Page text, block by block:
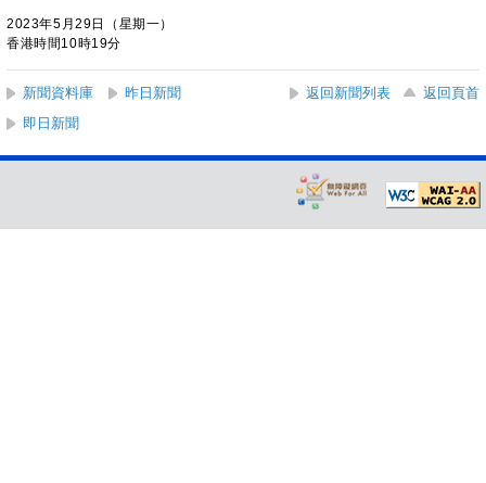
2023年5月29日（星期一）
香港時間10時19分
新聞資料庫 昨日新聞 返回新聞列表
返回頁首
即日新聞